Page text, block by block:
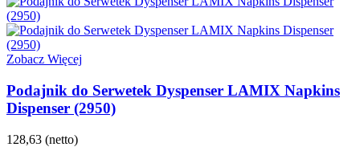
Zobacz Więcej
Podajnik do Serwetek Dyspenser LAMIX Napkins
Dispenser (2950)
128,63 (netto)